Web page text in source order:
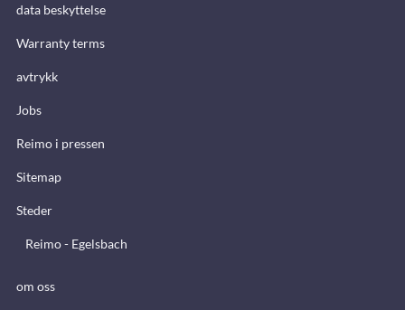
data beskyttelse
Warranty terms
avtrykk
Jobs
Reimo i pressen
Sitemap
Steder
Reimo - Egelsbach
om oss